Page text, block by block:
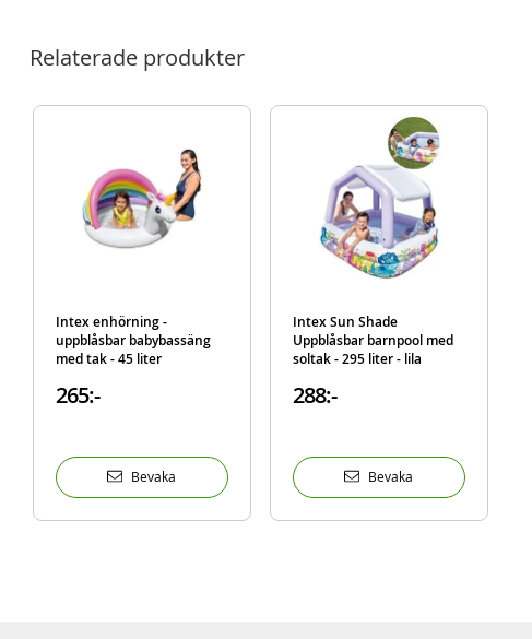
Relaterade produkter
Intex enhörning -
uppblåsbar babybassäng
med tak - 45 liter
265:-
Bevaka
Intex Sun Shade
Uppblåsbar barnpool med
soltak - 295 liter - lila
288:-
Bevaka